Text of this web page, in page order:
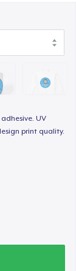
UV
print quality.